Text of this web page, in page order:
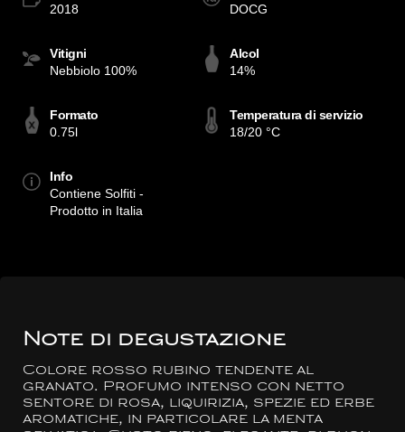
2018
DOCG
Vitigni
Nebbiolo 100%
Alcol
14%
Formato
0.75l
Temperatura di servizio
18/20 °C
Info
Contiene Solfiti -
Prodotto in Italia
Note di degustazione
Colore rosso rubino tendente al
granato. Profumo intenso con netto
sentore di rosa, liquirizia, spezie ed erbe
aromatiche, in particolare la menta